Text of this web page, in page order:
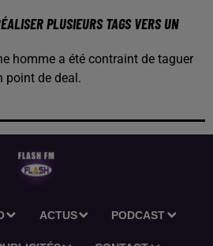
PLUSIEURS TAGS VERS UN
homme a été contraint de taguer
point de deal.
ACTUS PODCAST